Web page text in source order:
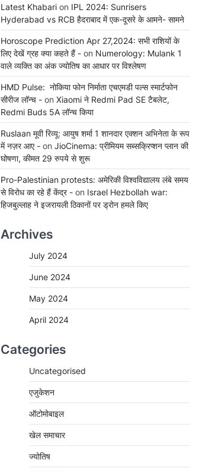
Latest Khabari on IPL 2024: Sunrisers
Hyderabad vs RCB हैदराबाद में एक-दूसरे के आमने- सामने
Horoscope Prediction Apr 27,2024: सभी राशियों के
लिए देखें ग्रह क्या कहते हैं - on Numerology: Mulank 1
वाले व्यक्ति का अंक ज्योतिष का आधार पर विश्लेषण
HMD Pulse: नोकिया फोन निर्माता एचएमडी पल्स स्मार्टफोन
सीरीज लॉन्च - on Xiaomi ने Redmi Pad SE टैबलेट,
Redmi Buds 5A लॉन्च किया
Ruslaan मूवी रिव्यू: आयुष शर्मा 1 शानदार एक्शन अभिनेता के रूप
में नज़र आए - on JioCinema: प्रीमियम सब्सक्रिप्शन प्लान की
घोषणा, कीमत 29 रुपये से शुरू
Pro-Palestinian protests: अमेरिकी विश्वविद्यालय लंबे समय
से विरोध का रहे हैं केंद्र - on Israel Hezbollah war:
हिजबुल्लाह ने इजरायली ठिकानों पर ड्रोन हमले किए
Archives
July 2024
June 2024
May 2024
April 2024
Categories
Uncategorised
एजुकेशन
ऑटोमोबाइल
खेल समाचार
ज्योतिष